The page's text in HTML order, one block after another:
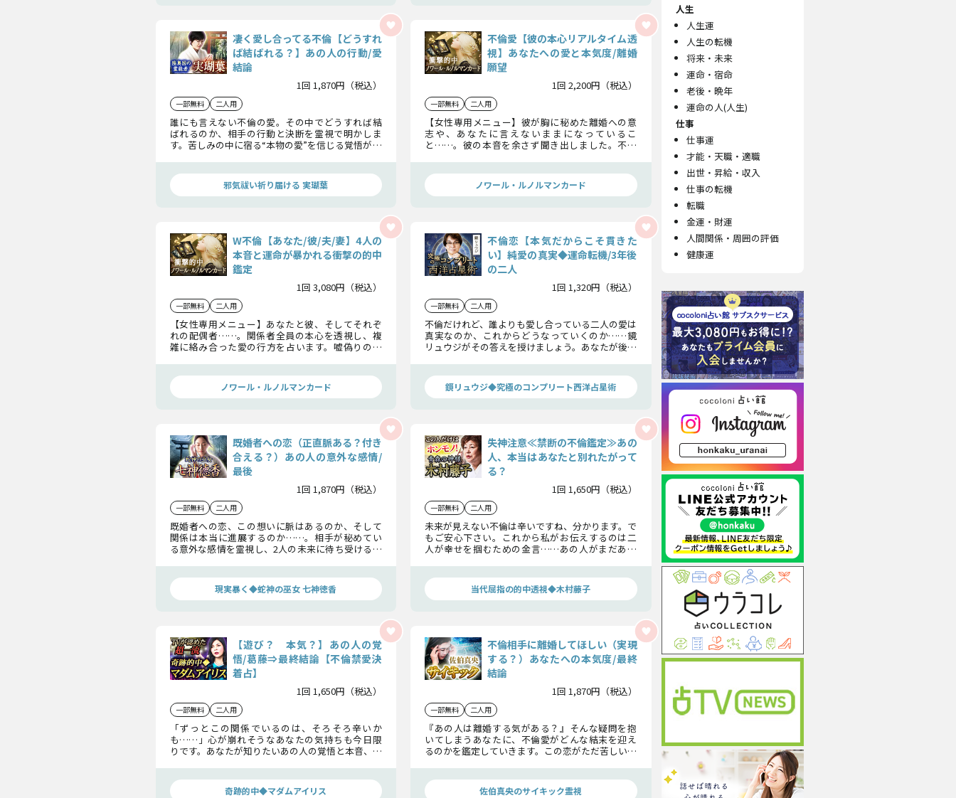
凄く愛し合ってる不倫【どうすれ
ば結ばれる？】あの人の行動/愛
結論
1回 1,870円（税込）
一部無料 二人用
誰にも言えない不倫の愛。その中でどうすれば結
ばれるのか、相手の行動と決断を霊視で明かしま
す。苦しみの中に宿る“本物の愛”を信じる覚悟が、
邪気祓い祈り届ける 実瑚葉
不倫愛【彼の本心リアルタイム透
視】あなたへの愛と本気度/離婚
願望
1回 2,200円（税込）
一部無料 二人用
【女性専用メニュー】彼が胸に秘めた離婚への意
志や、あなたに言えないままになっているこ
と……。彼の本音を余さず聞き出しました。不倫
ノワール・ルノルマンカード
W不倫【あなた/彼/夫/妻】4人の
本音と運命が暴かれる衝撃の的中
鑑定
1回 3,080円（税込）
一部無料 二人用
【女性専用メニュー】あなたと彼、そしてそれぞ
れの配偶者……。関係者全員の本心を透視し、複
雑に絡み合った愛の行方を占います。嘘偽りのな
ノワール・ルノルマンカード
不倫恋【本気だからこそ貫きた
い】純愛の真実◆運命転機/3年後
の二人
1回 1,320円（税込）
一部無料 二人用
不倫だけれど、誰よりも愛し合っている二人の愛は
真実なのか、これからどうなっていくのか……鏡
リュウジがその答えを授けましょう。あなたが後悔
鏡リュウジ◆究極のコンプリート西洋占星術
既婚者への恋（正直脈ある？付き
合える？）あの人の意外な感情/
最後
1回 1,870円（税込）
一部無料 二人用
既婚者への恋、この想いに脈はあるのか、そして
関係は本当に進展するのか……。相手が秘めてい
る意外な感情を霊視し、2人の未来に待ち受ける結
現実暴く◆蛇神の巫女 七神徳香
失神注意≪禁断の不倫鑑定≫あの
人、本当はあなたと別れたがって
る？
1回 1,650円（税込）
一部無料 二人用
未来が見えない不倫は辛いですね、分かります。で
もご安心下さい。これから私がお伝えするのは二
人が幸せを掴むための金言……あの人がまだあな
当代屈指の的中透視◆木村藤子
【遊び？ 本気？】あの人の覚
悟/葛藤⇒最終結論【不倫禁愛決
着占】
1回 1,650円（税込）
一部無料 二人用
「ずっとこの関係でいるのは、そろそろ辛いか
も……」心が崩れそうなあなたの気持ちも今日限
りです。あなたが知りたいあの人の覚悟と本音、こ
えしましょう。奇跡的中◆マダムアイリス
不倫相手に離婚してほしい（実現
する？）あなたへの本気度/最終
結論
1回 1,870円（税込）
一部無料 二人用
『あの人は離婚する気がある？』そんな疑問を抱
いてしまうあなたに、不倫愛がどんな結末を迎え
るのかを鑑定していきます。この恋がただ苦しいも
佐伯真央のサイキック霊視
人生
人生運
人生の転機
将来・未来
運命・宿命
老後・晩年
運命の人(人生)
仕事
仕事運
才能・天職・適職
出世・昇給・収入
仕事の転機
転職
金運・財運
人間関係・周囲の評価
健康運